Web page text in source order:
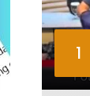
1